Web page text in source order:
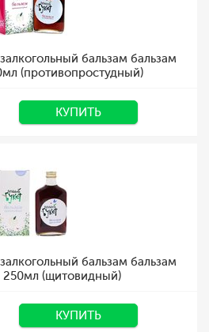
бальзам бальзам
(противопростудный)
КУПИТЬ
бальзам бальзам
250мл (щитовидный)
КУПИТЬ